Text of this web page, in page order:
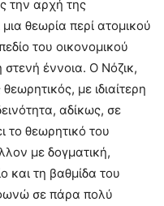
την αρχή της
θεωρία περί ατομικού
του οικονομικού
στενή έννοια. Ο Νόζικ,
με ιδιαίτερη
αδίκως, σε
το θεωρητικό του
με δογματική,
και τη βαθμίδα του
σε πάρα πολύ